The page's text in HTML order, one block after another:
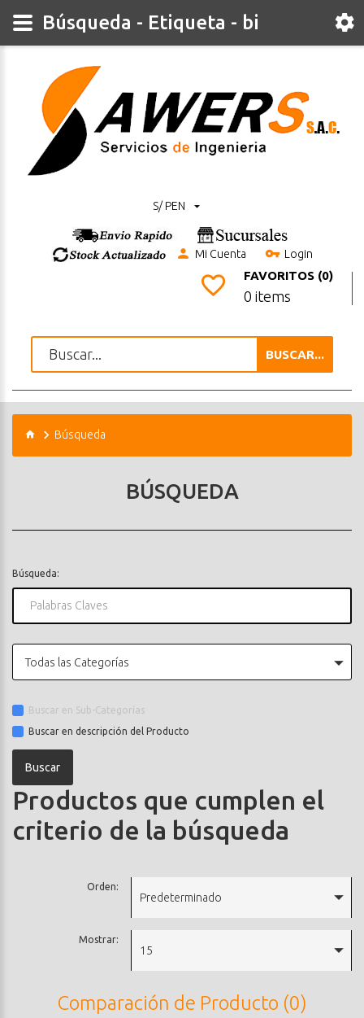
S/ PEN
Mi Cuenta Login
FAVORITOS (0)
0 items
BUSCAR...
Búsqueda
BÚSQUEDA
Búsqueda:
Todas las Categorías
Buscar en Sub-Categorías
Buscar en descripción del Producto
Productos que cumplen el
criterio de la búsqueda
Orden:
Predeterminado
Mostrar:
15
Comparación de Producto (0)
Búsqueda - Etiqueta - bi